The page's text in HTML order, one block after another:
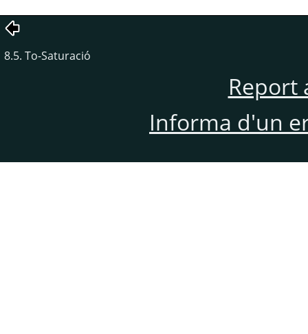
8.5. To-Saturació
Report
Informa d'un